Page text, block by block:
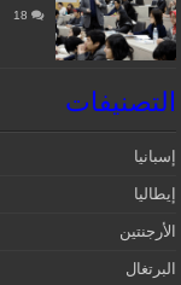
18
التصنيفات
إسبانيا‎
إيطاليا
الأرجنتين
البرتغال